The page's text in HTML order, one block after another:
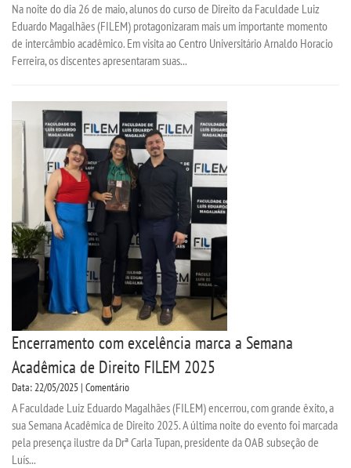
Na noite do dia 26 de maio, alunos do curso de Direito da Faculdade Luiz
Eduardo Magalhães (FILEM) protagonizaram mais um importante momento
de intercâmbio acadêmico. Em visita ao Centro Universitário Arnaldo Horacio
Ferreira, os discentes apresentaram suas...
Encerramento com excelência marca a Semana
Acadêmica de Direito FILEM 2025
Data: 22/05/2025 | Comentário
A Faculdade Luiz Eduardo Magalhães (FILEM) encerrou, com grande êxito, a
sua Semana Acadêmica de Direito 2025. A última noite do evento foi marcada
pela presença ilustre da Drª Carla Tupan, presidente da OAB subseção de
Luís...